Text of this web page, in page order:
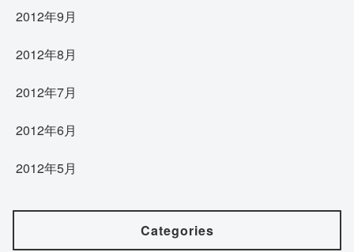
2012年9月
2012年8月
2012年7月
2012年6月
2012年5月
Categories